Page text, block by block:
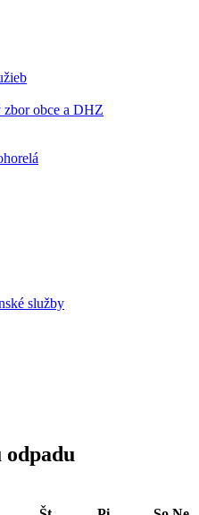
obce a DHZ
služby